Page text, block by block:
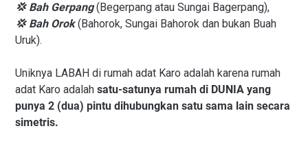
💢 Bah Gerpang(Begerpang atau Sungai Bagerpang),
💢 Bah Orok(Bahorok, Sungai Bahorok dan bukan Buah
Uruk).
Uniknya LABAH di rumah adat Karo adalah karena rumah
adat Karo adalah satu-satunya rumah di DUNIA yang
punya 2 (dua) pintu dihubungkan satu sama lain secara
simetris.